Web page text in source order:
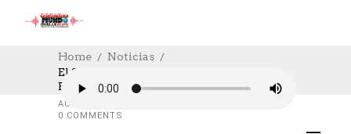
Home
Noticias
El 87% De Las Grandes Empresas Se
Encuentra Bajo Modalidad Home Office
NOTICIAS,TRABAJO
29/04/2020
AUTHOR: HECTOR
0 COMMENTS